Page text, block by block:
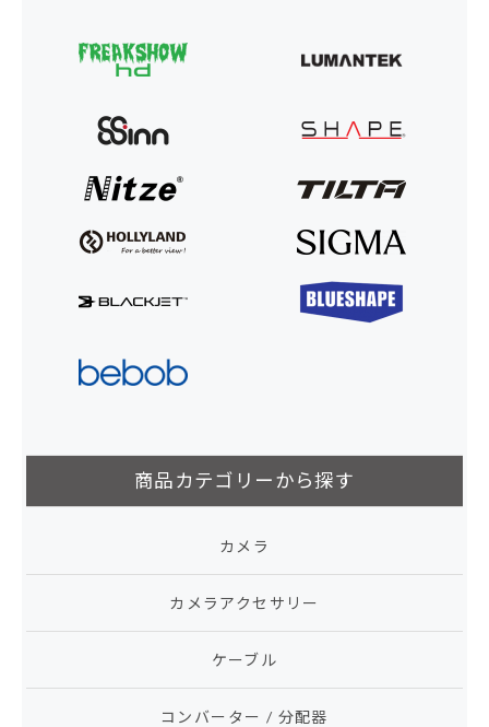
商品カテゴリーから探す
カメラ
カメラアクセサリー
ケーブル
コンバーター / 分配器